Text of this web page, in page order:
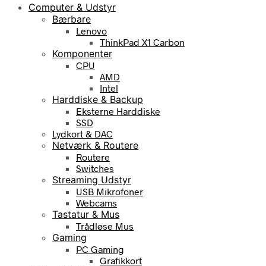
Computer & Udstyr
Bærbare
Lenovo
ThinkPad X1 Carbon
Komponenter
CPU
AMD
Intel
Harddiske & Backup
Eksterne Harddiske
SSD
Lydkort & DAC
Netværk & Routere
Routere
Switches
Streaming Udstyr
USB Mikrofoner
Webcams
Tastatur & Mus
Trådløse Mus
Gaming
PC Gaming
Grafikkort